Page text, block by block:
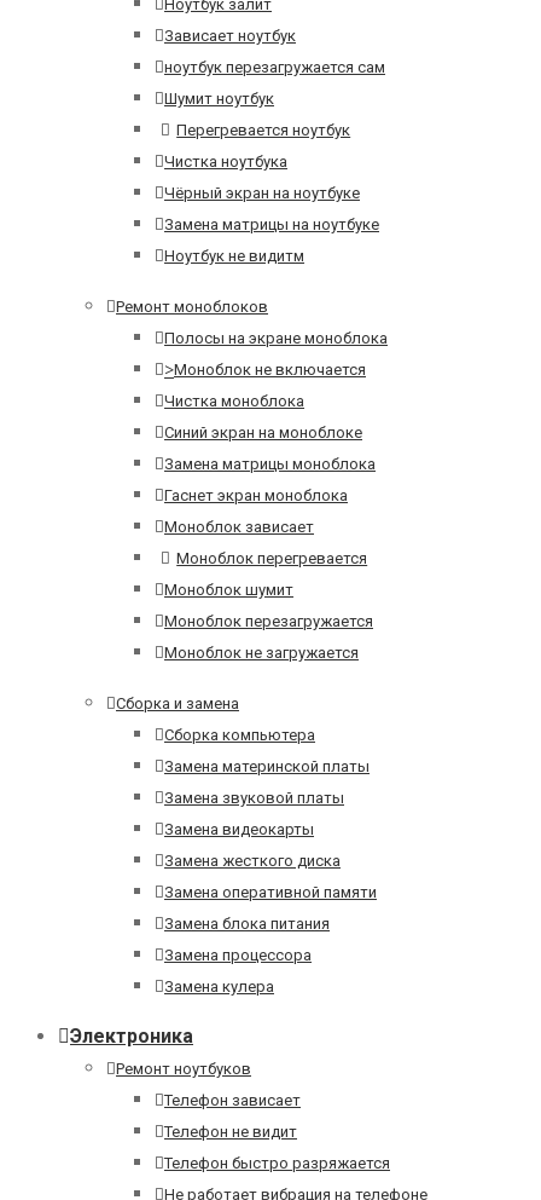
Ноутбук залит
Зависает ноутбук
ноутбук перезагружается сам
Шумит ноутбук
Перегревается ноутбук
Чистка ноутбука
Чёрный экран на ноутбуке
Замена матрицы на ноутбуке
Ноутбук не видитм
Ремонт моноблоков
Полосы на экране моноблока
>Моноблок не включается
Чистка моноблока
Синий экран на моноблоке
Замена матрицы моноблока
Гаснет экран моноблока
Моноблок зависает
Моноблок перегревается
Моноблок шумит
Моноблок перезагружается
Моноблок не загружается
Сборка и замена
Сборка компьютера
Замена материнской платы
Замена звуковой платы
Замена видеокарты
Замена жесткого диска
Замена оперативной памяти
Замена блока питания
Замена процессора
Замена кулера
Электроника
Ремонт ноутбуков
Телефон зависает
Телефон не видит
Телефон быстро разряжается
Не работает вибрация на телефоне